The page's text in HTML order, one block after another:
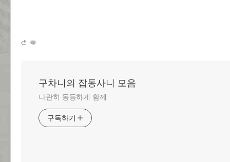
구차니의 잡동사니 모음
나란히 동등하게 함께
구독하기